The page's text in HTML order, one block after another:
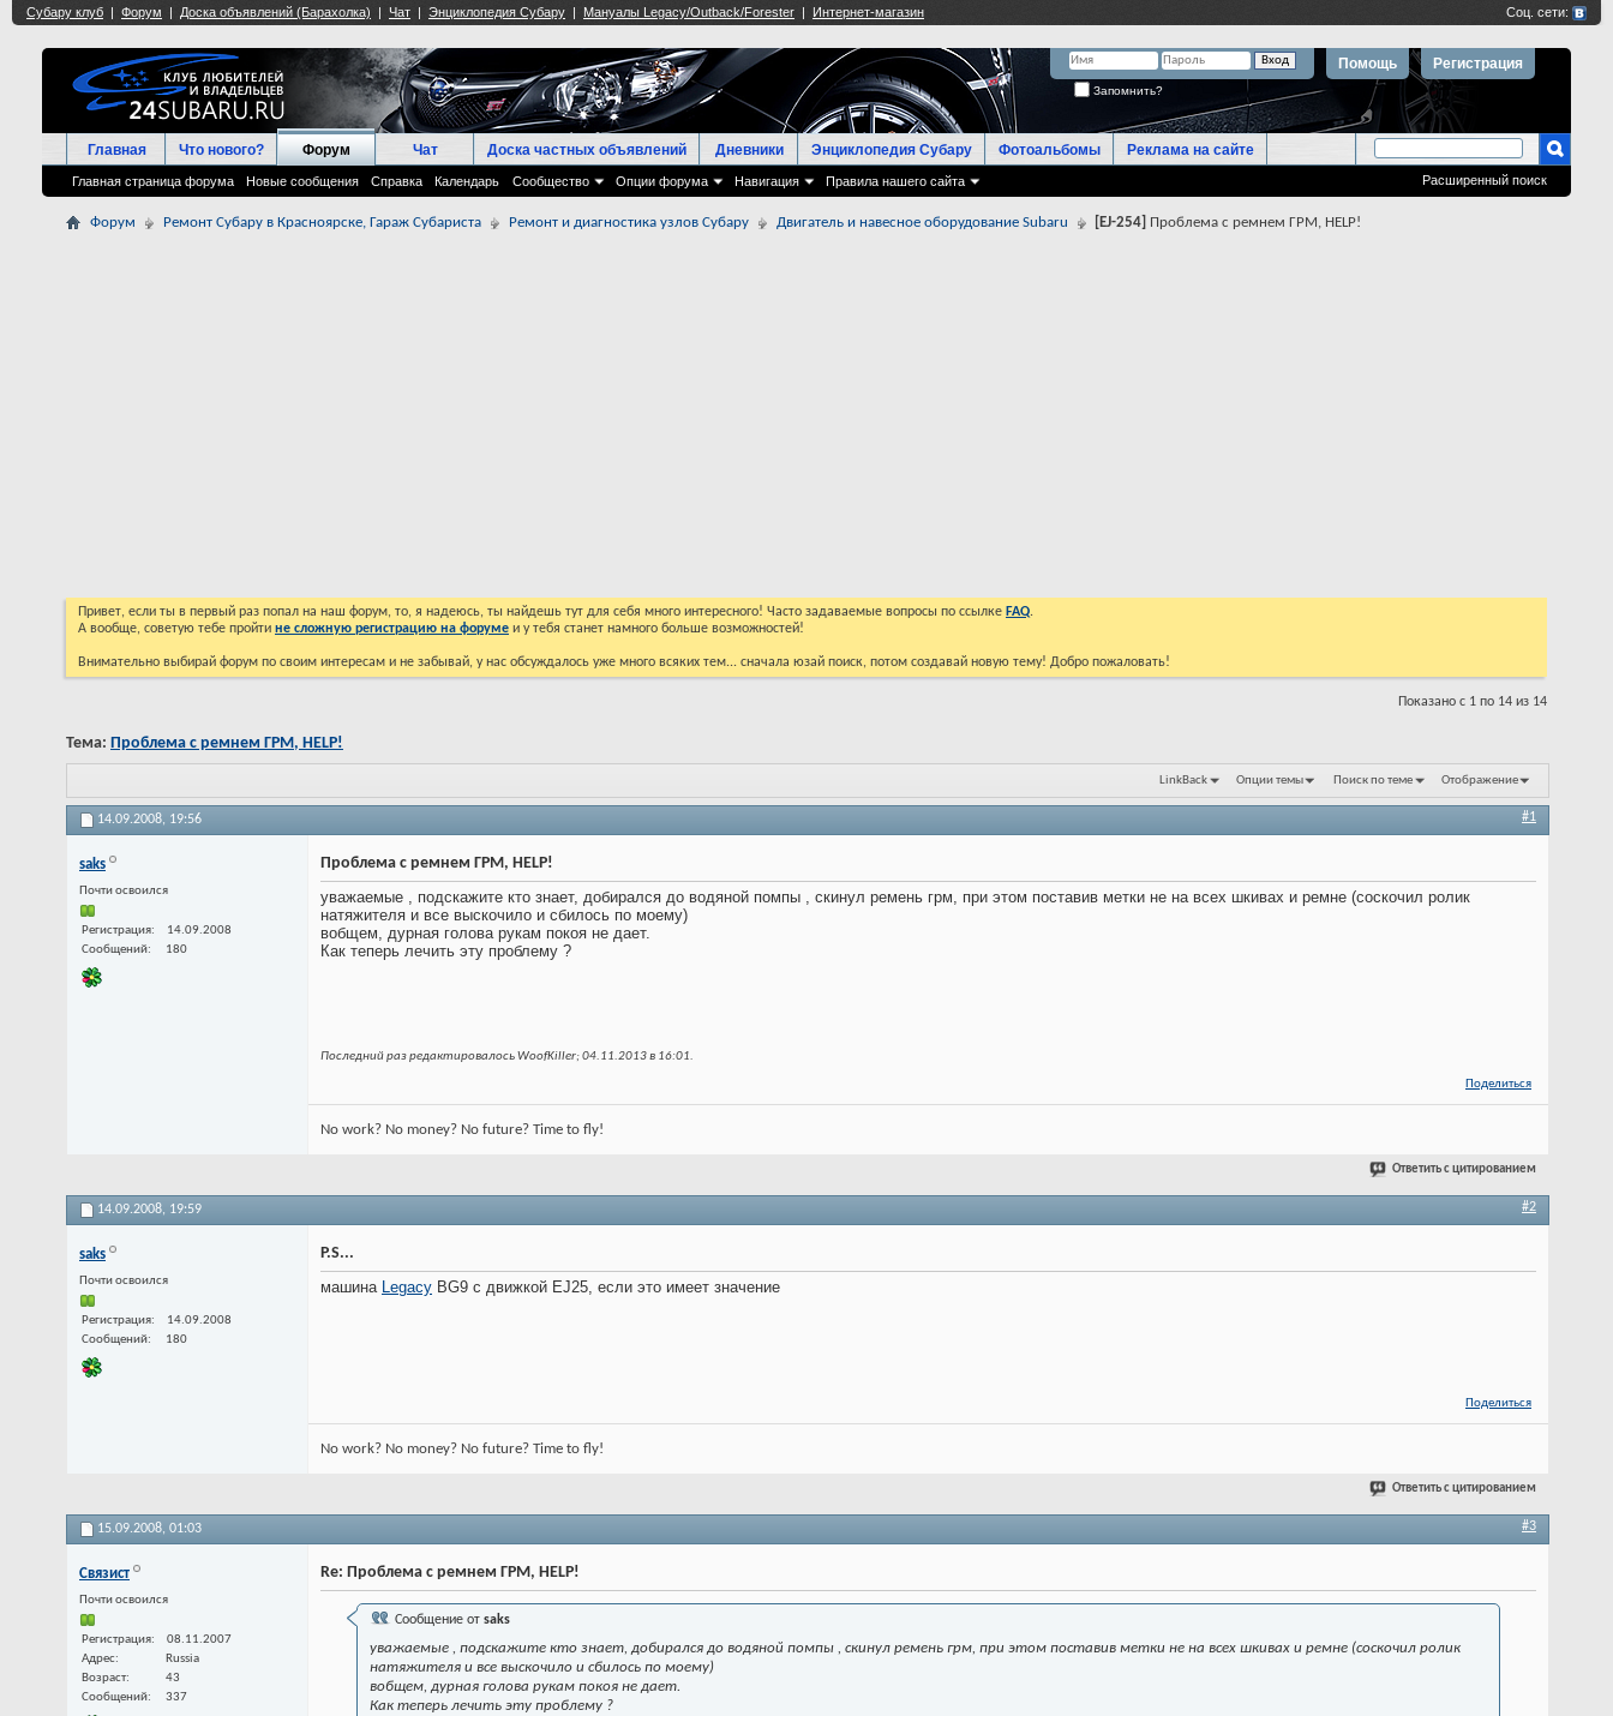
Регистрация
Помощь
Запомнить?
Главная Что нового? Форум
Главная страница форума Новые сообщения Справка Календарь Сообщество Опции форума Навигация Правила нашего сайта
Чат Доска частных объявлений Дневники Энциклопедия Субару Фотоальбомы Реклама на сайте
Расширенный поиск
Форум Ремонт Субару в Красноярске, Гараж Субариста Ремонт и диагностика узлов Субару Двигатель и навесное оборудование Subaru [EJ-254] Проблема с ремнем ГРМ, HELP!
Привет, если ты в первый раз попал на наш форум, то, я надеюсь, ты найдешь тут для себя много интересного! Часто задаваемые вопросы по ссылке FAQ.
А вообще, советую тебе пройти не сложную регистрацию на форуме и у тебя станет намного больше возможностей!
Внимательно выбирай форум по своим интересам и не забывай, у нас обсуждалось уже много всяких тем... сначала юзай поиск, потом создавай новую тему! Добро пожаловать!
Показано с 1 по 14 из 14
Тема: Проблема с ремнем ГРМ, HELP!
LinkBack Опции темы Поиск по теме Отображение
14.09.2008, 19:56 #1
saks
Почти освоился
Регистрация
14.09.2008
Сообщений
180
Проблема с ремнем ГРМ, HELP!
уважаемые , подскажите кто знает, добирался до водяной помпы , скинул ремень грм, при этом поставив метки не на всех шкивах и ремне (соскочил ролик
натяжителя и все выскочило и сбилось по моему)
вобщем, дурная голова рукам покоя не дает.
Как теперь лечить эту проблему ?
Последний раз редактировалось WoofKiller; 04.11.2013 в 16:01.
Поделиться
No work? No money? No future? Time to fly!
Ответить с цитированием
14.09.2008, 19:59 #2
saks
Почти освоился
Регистрация
14.09.2008
Сообщений
180
P.S...
машина Legacy BG9 с движкой EJ25, если это имеет значение
Поделиться
No work? No money? No future? Time to fly!
Ответить с цитированием
15.09.2008, 01:03 #3
Связист
Почти освоился
Регистрация
08.11.2007
Адрес
Russia
Возраст
43
Сообщений
337
Re: Проблема с ремнем ГРМ, HELP!
Сообщение от saks
уважаемые , подскажите кто знает, добирался до водяной помпы , скинул ремень грм, при этом поставив метки не на всех шкивах и ремне (соскочил ролик
натяжителя и все выскочило и сбилось по моему)
вобщем, дурная голова рукам покоя не дает.
Как теперь лечить эту проблему ?